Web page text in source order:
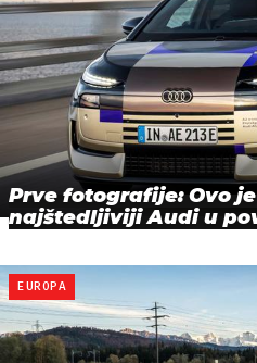
Prve fotografije: Ovo
najštedljiviji Audi u
EUROPA